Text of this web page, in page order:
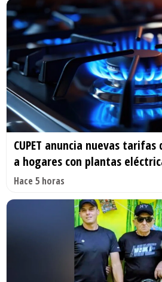
CUPET anuncia nuevas
a hogares con plantas
Hace 5 horas